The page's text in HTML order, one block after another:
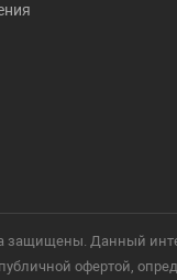
защищены. Данный
офертой,